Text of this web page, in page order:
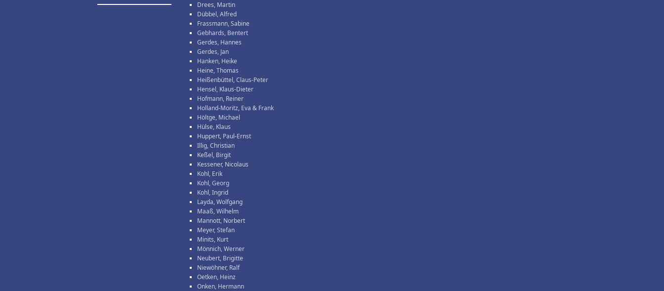
Drees, Martin
Dübbel, Alfred
Frassmann, Sabine
Gebhards, Bentert
Gerdes, Hannes
Gerdes, Jan
Hanken, Heike
Heine, Thomas
Heißenbüttel, Claus-Peter
Hensel, Klaus-Dieter
Hofmann, Reiner
Holland-Moritz, Eva & Frank
Höltge, Michael
Hülse, Klaus
Huppert, Paul-Ernst
Illig, Christian
Keßel, Birgit
Kessener, Nicolaus
Kohl, Erik
Kohl, Georg
Kohl, Ingrid
Layda, Wolfgang
Maaß, Wilhelm
Mannott, Norbert
Meyer, Stefan
Minits, Kurt
Mönnich, Werner
Neubert, Brigitte
Niewöhner, Ralf
Oetken, Heinz
Onken, Hermann